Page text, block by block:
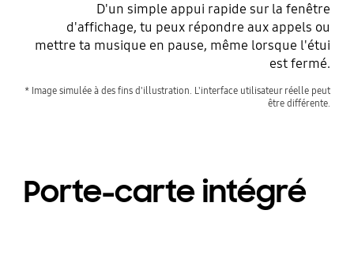
D'un simple appui rapide sur la fenêtre
d'affichage, tu peux répondre aux appels ou
mettre ta musique en pause, même lorsque l'étui
est fermé.
* Image simulée à des fins d'illustration. L'interface utilisateur réelle peut
être différente.
Porte-carte intégré